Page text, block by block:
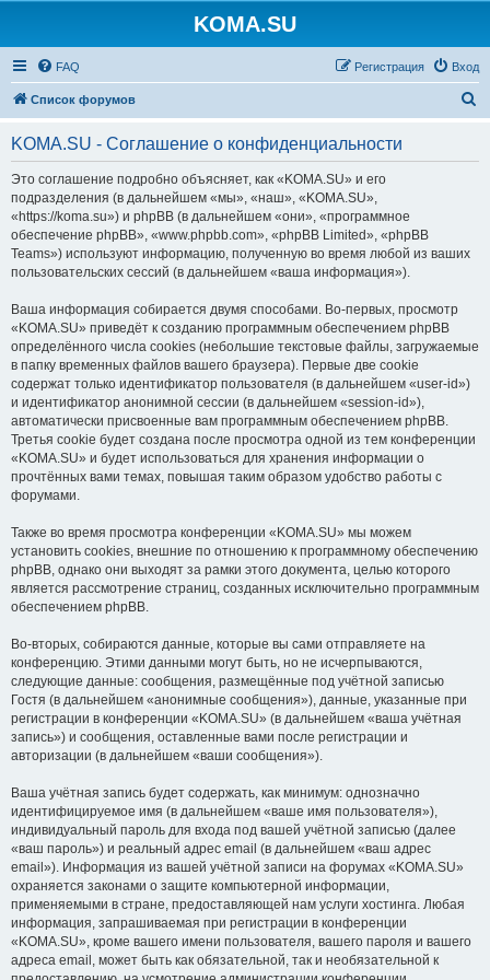
KOMA.SU
FAQ Вход
Регистрация
Список форумов
KOMA.SU - Соглашение о конфиденциальности
Это соглашение подробно объясняет, как «KOMA.SU» и его
подразделения (в дальнейшем «мы», «наш», «KOMA.SU»,
«https://koma.su») и phpBB (в дальнейшем «они», «программное
обеспечение phpBB», «www.phpbb.com», «phpBB Limited», «phpBB
Teams») используют информацию, полученную во время любой из ваших
пользовательских сессий (в дальнейшем «ваша информация»).
Ваша информация собирается двумя способами. Во-первых, просмотр
«KOMA.SU» приведёт к созданию программным обеспечением phpBB
определённого числа cookies (небольшие текстовые файлы, загружаемые
в папку временных файлов вашего браузера). Первые две cookie
содержат только идентификатор пользователя (в дальнейшем «user-id»)
и идентификатор анонимной сессии (в дальнейшем «session-id»),
автоматически присвоенные вам программным обеспечением phpBB.
Третья cookie будет создана после просмотра одной из тем конференции
«KOMA.SU» и будет использоваться для хранения информации о
прочтённых вами темах, повышая таким образом удобство работы с
форумами.
Также во время просмотра конференции «KOMA.SU» мы можем
установить cookies, внешние по отношению к программному обеспечению
phpBB, однако они выходят за рамки этого документа, целью которого
является рассмотрение страниц, созданных исключительно программным
обеспечением phpBB.
Во-вторых, собираются данные, которые вы сами отправляете на
конференцию. Этими данными могут быть, но не исчерпываются,
следующие данные: сообщения, размещённые под учётной записью
Гостя (в дальнейшем «анонимные сообщения»), данные, указанные при
регистрации в конференции «KOMA.SU» (в дальнейшем «ваша учётная
запись») и сообщения, оставленные вами после регистрации и
авторизации (в дальнейшем «ваши сообщения»).
Ваша учётная запись будет содержать, как минимум: однозначно
идентифицируемое имя (в дальнейшем «ваше имя пользователя»),
индивидуальный пароль для входа под вашей учётной записью (далее
«ваш пароль») и реальный адрес email (в дальнейшем «ваш адрес
email»). Информация из вашей учётной записи на форумах «KOMA.SU»
охраняется законами о защите компьютерной информации,
применяемыми в стране, предоставляющей нам услуги хостинга. Любая
информация, запрашиваемая при регистрации в конференции
«KOMA.SU», кроме вашего имени пользователя, вашего пароля и вашего
адреса email, может быть как обязательной, так и необязательной к